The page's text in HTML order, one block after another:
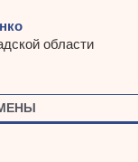
области